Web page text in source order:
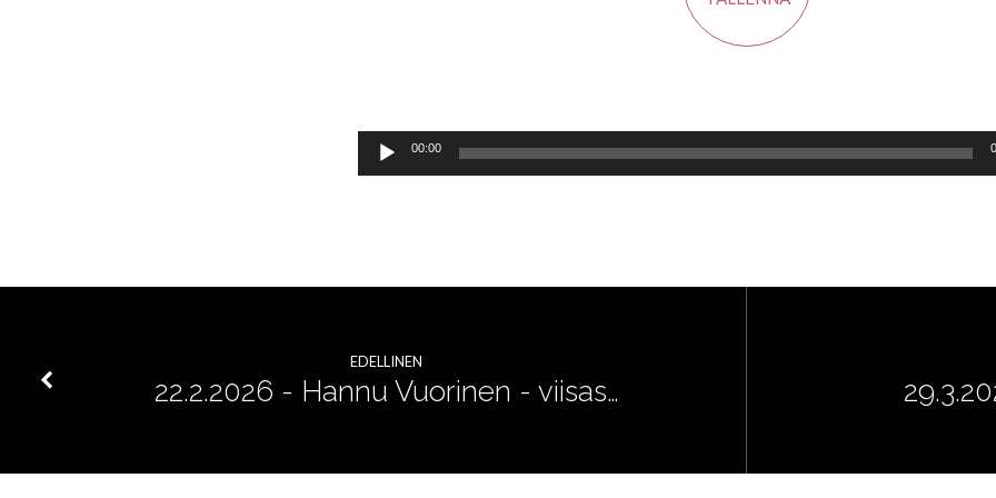
maaliin
Äänitoistin
00:00
EDELLINEN
22.2.2026 - Hannu Vuorinen - viisas…